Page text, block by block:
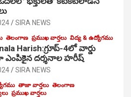
SIRA NEWS
తెలంగాణ ప్రముఖ వార్తలు విద్య & ఉద్యోగము
Harish:గ్రూప్-4లో వార్డు
ఎంపికైన దర్శనాల హరీష్
SIRA NEWS
తాజా వార్తలు తెలంగాణ
ప్రముఖ వార్తలు